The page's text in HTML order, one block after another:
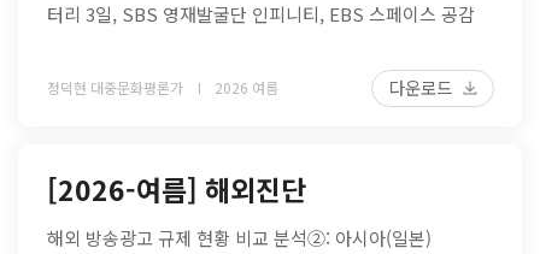
터리 3일, SBS 영재발굴단 인피니티, EBS 스페이스 공감
정덕현 대중문화평론가 2026 여름 다운로드
[2026-여름] 해외진단
해외 방송광고 규제 현황 비교 분석②: 아시아(일본)